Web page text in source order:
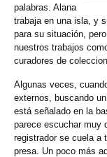
palabras. Alana
trabaja en una isla, y
para su situación,
nuestros trabajos
curadores de
Algunas veces,
externos, buscando
está señalado en la
parece escuchar muy
registrador se cuela a
presa. Un poco más